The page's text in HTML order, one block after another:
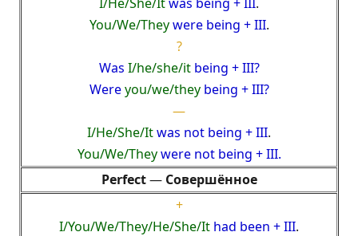
You/We/Theywere being + III.
?
Was I/he/she/itbeing + III?
Wereyou/we/theybeing + III?
—
I/He/She/Itwas not being + III.
You/We/Theywere not being + III.
Perfect— Совершённое
+
I/You/We/They/He/She/It had been + III.